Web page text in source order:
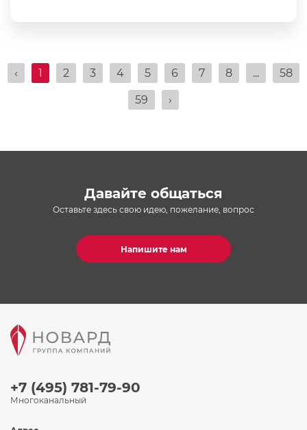
‹ 1 2 3 4 5 6 7 8 ... 58
59 ›
Давайте общаться
Оставьте здесь свою идею, пожелание, вопрос
Напишите нам
+7 (495) 781-79-90
Многоканальный